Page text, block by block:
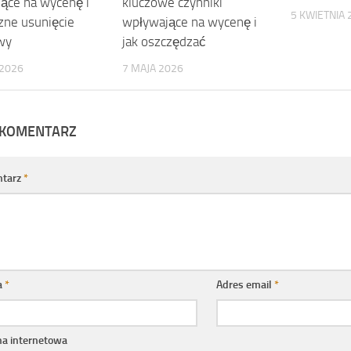
usunięcie
wpływające na wycenę i
jak oszczędzać
7 MAJA 2026
5 KWIETNIA
*
* Adres email*
internetowa